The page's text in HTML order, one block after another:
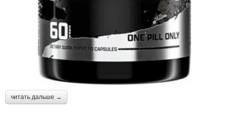
читать дальше →